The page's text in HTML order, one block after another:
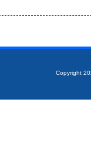
Copyright